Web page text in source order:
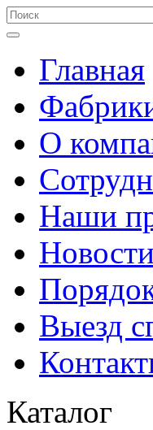
Главная
О
Наши
Новости
Выезд
Каталог